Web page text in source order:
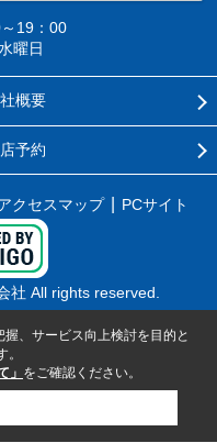
19：00
曜日
概要
予約
クセスマップ PCサイト
社 All rights reserved.
、サービス向上検討を目的と
」 をご確認ください。